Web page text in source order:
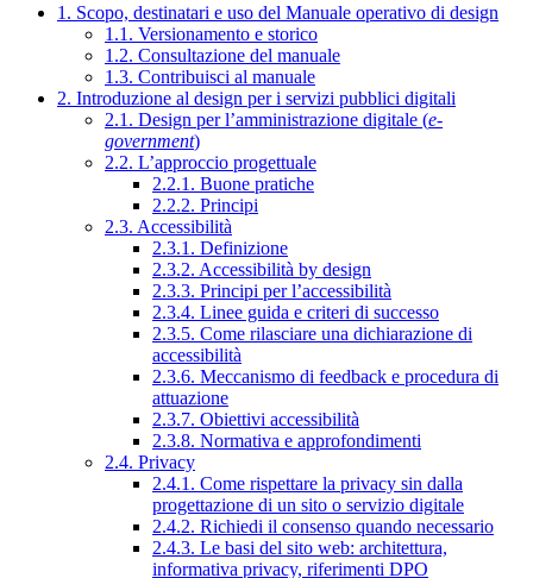
1. Scopo, destinatari e uso del Manuale operativo di design
1.1. Versionamento e storico
1.2. Consultazione del manuale
1.3. Contribuisci al manuale
2. Introduzione al design per i servizi pubblici digitali
2.1. Design per l’amministrazione digitale (e-
government)
2.2. L’approccio progettuale
2.2.1. Buone pratiche
2.2.2. Principi
2.3. Accessibilità
2.3.1. Definizione
2.3.2. Accessibilità by design
2.3.3. Principi per l’accessibilità
2.3.4. Linee guida e criteri di successo
2.3.5. Come rilasciare una dichiarazione di
accessibilità
2.3.6. Meccanismo di feedback e procedura di
attuazione
2.3.7. Obiettivi accessibilità
2.3.8. Normativa e approfondimenti
2.4. Privacy
2.4.1. Come rispettare la privacy sin dalla
progettazione di un sito o servizio digitale
2.4.2. Richiedi il consenso quando necessario
2.4.3. Le basi del sito web: architettura,
informativa privacy, riferimenti DPO